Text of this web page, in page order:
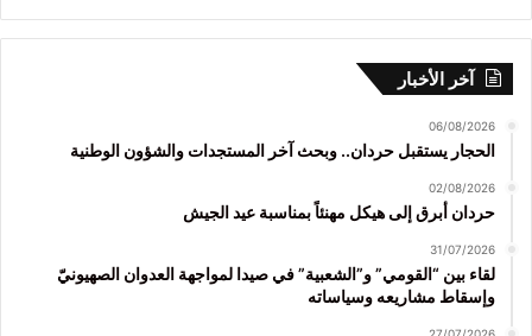
آخر الأخبار
06/08/2026
الحجار يستقبل حردان.. وبحث آخر المستجدات والشؤون الوطنية
02/08/2026
حردان أبرق إلى هيكل مهنئاً بمناسبة عيد الجيش
31/07/2026
لقاء بين “القومي” و”الشعبية” في صيدا لمواجهة العدوان الصهيونيّ
وإسقاط مشاريعه وسياساته